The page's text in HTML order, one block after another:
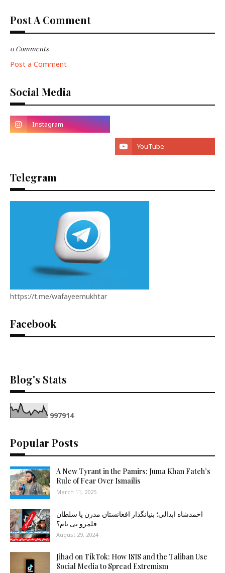
Post A Comment
0 Comments
Post a Comment
Social Media
Telegram
https://t.me/wafayeemukhtar
Facebook
Blog's Stats
997914
Popular Posts
A New Tyrant in the Pamirs: Juma Khan Fateh’s
Rule of Fear Over Ismailis
March 11, 2025
احمدشاه ابدالی؛ بنیانگذار افغانستان مدرن یا سلطان
قلمرو بی نام؟
August 29, 2024
Jihad on TikTok: How ISIS and the Taliban Use
Social Media to Spread Extremism